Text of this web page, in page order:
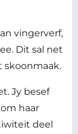
vingerverf,
Dit sal net
skoonmaak.
Jy besef
haar
deel